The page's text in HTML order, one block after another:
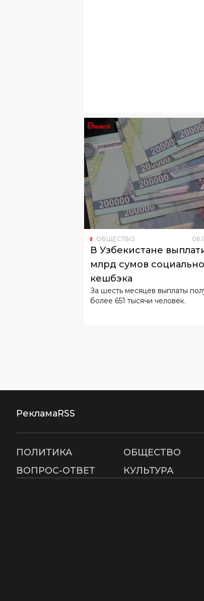
ОБЩЕСТВО 06.
В Узбекистане
млрд сумов
кешбэка
За шесть месяцев выплаты
более 651 тысячи человек.
РекламаRSS
ПОЛИТИКА ОБЩЕСТВО
ВОПРОС-ОТВЕТ
КУЛЬТУРА